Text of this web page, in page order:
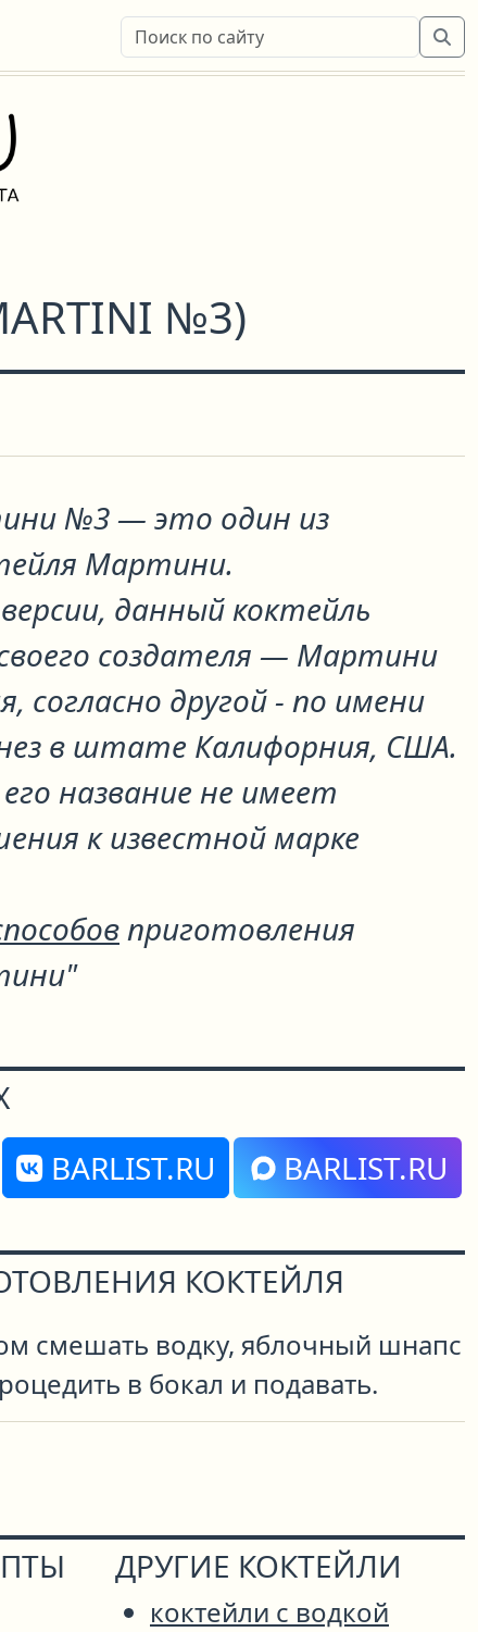
№3)
№3— это один из
Мартини.
данный коктейль
создателя — Мартини
согласно другой - по имени
в штате Калифорния, США.
название не имеет
к известной марке
приготовления
BARLIST.RU BARLIST.RU
КОКТЕЙЛЯ
смешать водку, яблочный шнапс
в бокал и подавать.
ДРУГИЕ КОКТЕЙЛИ
коктейли с водкой